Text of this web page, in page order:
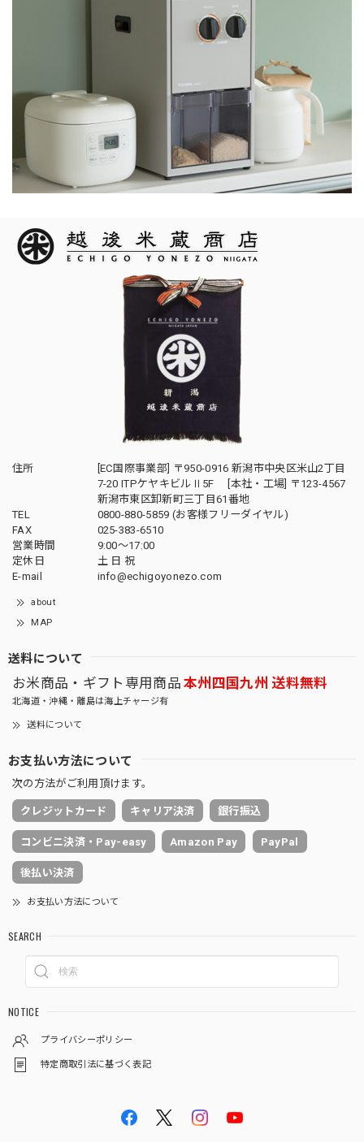
住所
[EC国際事業部] 〒950-0916 新潟市中央区米山2丁目
7-20 ITPケヤキビルⅡ5F [本社・工場] 〒123-4567
新潟市東区卸新町三丁目61番地
TEL
0800-880-5859 (お客様フリーダイヤル)
FAX
025-383-6510
営業時間
9:00～17:00
定休日
土 日 祝
E-mail
info@echigoyonezo.com
about
MAP
送料について
お米商品・ギフト専用商品 本州四国九州 送料無料
北海道・沖縄・離島は海上チャージ有
送料について
お支払い方法について
次の方法がご利用頂けます。
クレジットカード キャリア決済 銀行振込
コンビニ決済・Pay-easy Amazon Pay PayPal
後払い決済
お支払い方法について
SEARCH
NOTICE
プライバシーポリシー
特定商取引法に基づく表記